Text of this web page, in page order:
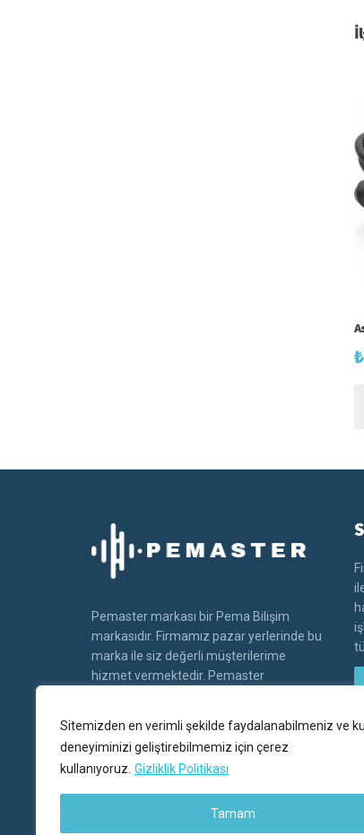
Sitemizden en verimli şekilde faydalanabilmeniz ve
deneyiminizi geliştirebilmemiz için çerez
kullanıyoruz. Gizliklik Politikası
Tamam
₺
Pemaster markası bir Pema Bilişim
markasıdır. Firmamız pazar yerlerinde bu
marka ile siz değerli müşterilerime
hizmet vermektedir. Pemaster